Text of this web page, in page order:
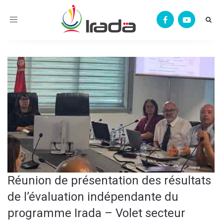
Toggle
Réunion de présentation des résultats
de l’évaluation indépendante du
programme Irada – Volet secteur